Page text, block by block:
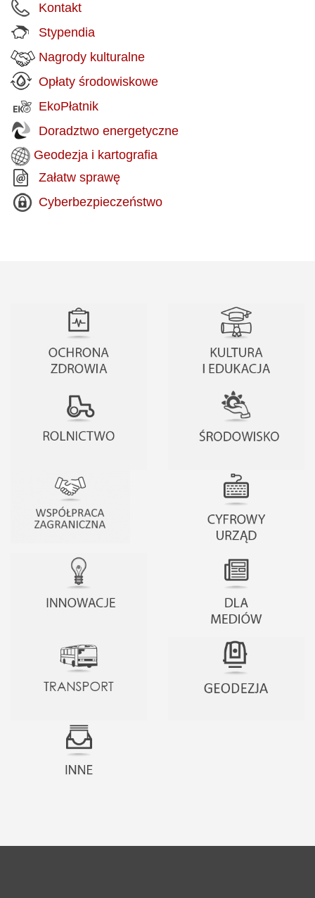
Kontakt
Stypendia
Nagrody kulturalne
Opłaty środowiskowe
EkoPłatnik
Doradztwo energetyczne
Geodezja i kartografia
Załatw sprawę
Cyberbezpieczeństwo